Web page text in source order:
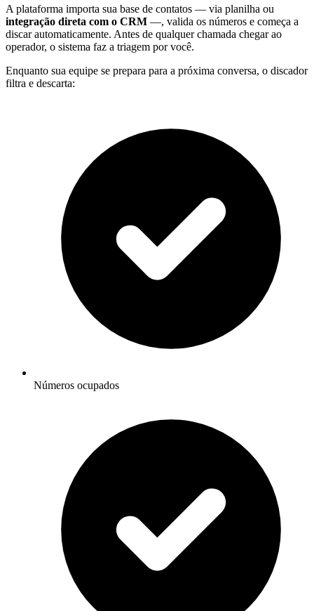
A plataforma importa sua base de contatos — via planilha ou
integração direta com o CRM —, valida os números e começa a
discar automaticamente. Antes de qualquer chamada chegar ao
operador, o sistema faz a triagem por você.
Enquanto sua equipe se prepara para a próxima conversa, o discador
filtra e descarta:
Números ocupados